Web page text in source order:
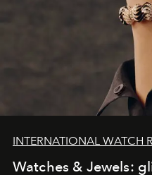
INTERNATIONAL WATCH
Watches & Jewels: